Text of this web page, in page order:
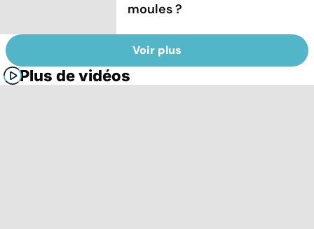
moules ?
Voir plus
Plus de vidéos